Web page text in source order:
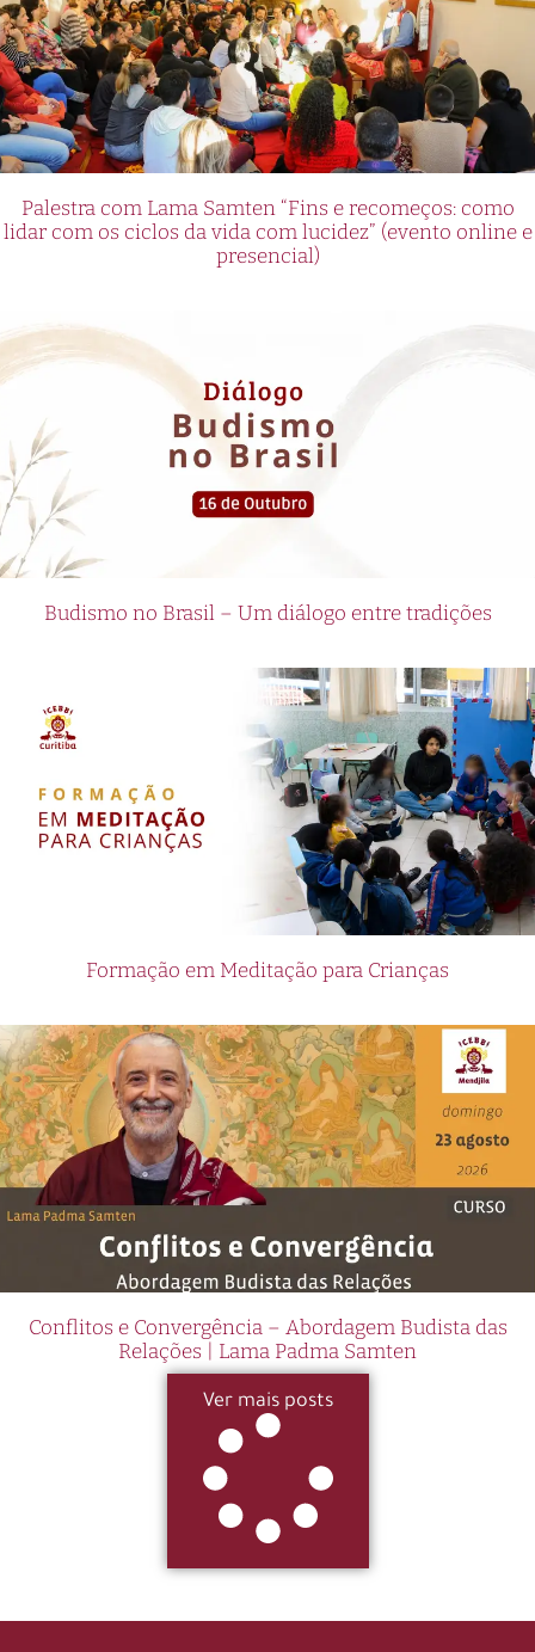
Palestra com Lama Samten “Fins e recomeços: como
lidar com os ciclos da vida com lucidez” (evento online e
presencial)
Budismo no Brasil – Um diálogo entre tradições
Formação em Meditação para Crianças
Conflitos e Convergência – Abordagem Budista das
Relações | Lama Padma Samten
Ver mais posts